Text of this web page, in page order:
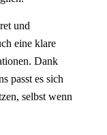
und
eine klare
Dank
passt es sich
selbst wenn